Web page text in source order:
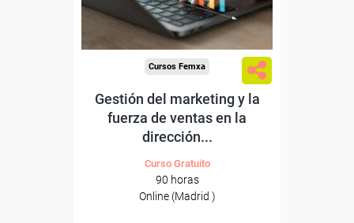
Para todos los sectores.
Cursos Femxa
Gestión del marketing y la
fuerza de ventas en la
dirección...
Curso Gratuito
90 horas
Online (Madrid )